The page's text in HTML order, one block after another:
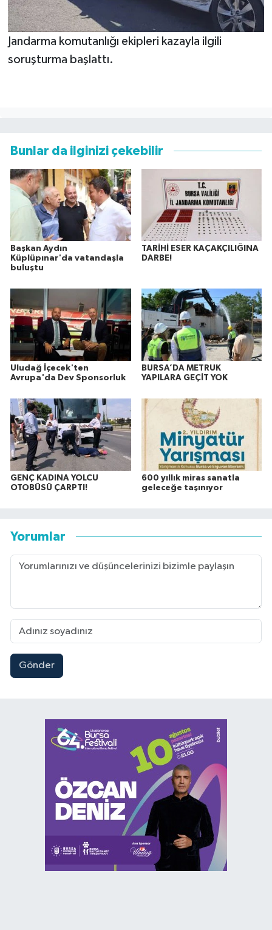
Jandarma komutanlığı ekipleri kazayla ilgili
soruşturma başlattı.
Bunlar da ilginizi çekebilir
Başkan Aydın
Küplüpınar'da vatandaşla
buluştu
TARİHİ ESER KAÇAKÇILIĞINA
DARBE!
Uludağ İçecek'ten
Avrupa'da Dev Sponsorluk
BURSA’DA METRUK
YAPILARA GEÇİT YOK
GENÇ KADINA YOLCU
OTOBÜSÜ ÇARPTI!
600 yıllık miras sanatla
geleceğe taşınıyor
Yorumlar
Gönder